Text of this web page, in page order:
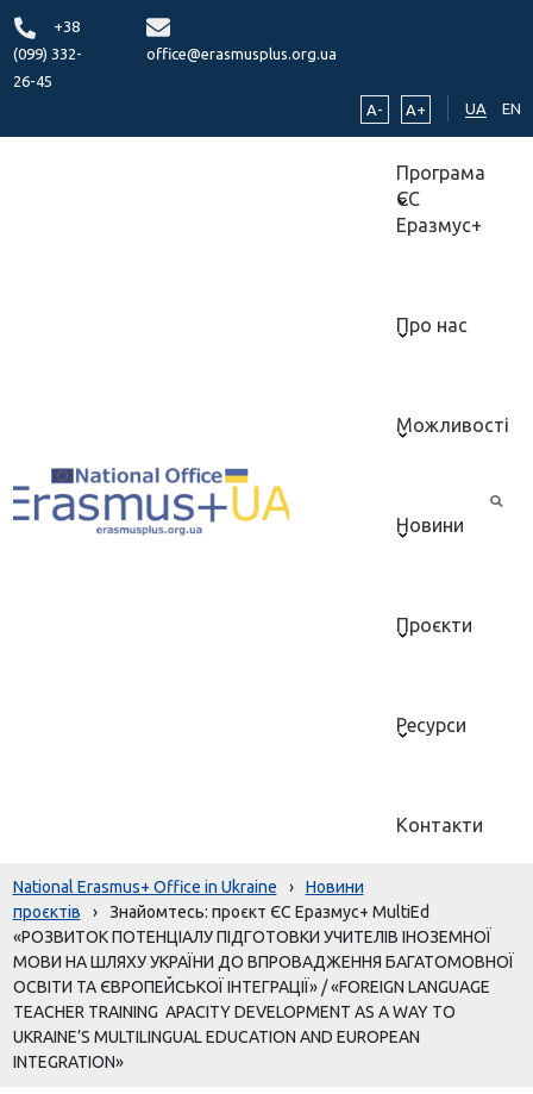
+38
(099) 332-
26-45
office@erasmusplus.org.ua
A- A+ UA EN
Програма
ЄС
Еразмус+
Про нас
Можливості
Новини
Проєкти
Ресурси
Контакти
National Erasmus+ Office in Ukraine ›
Новини
проєктів
›
Знайомтесь: проєкт ЄС Еразмус+ MultiEd
«РОЗВИТОК ПОТЕНЦІАЛУ ПІДГОТОВКИ УЧИТЕЛІВ ІНОЗЕМНОЇ
МОВИ НА ШЛЯХУ УКРАЇНИ ДО ВПРОВАДЖЕННЯ БАГАТОМОВНОЇ
ОСВІТИ ТА ЄВРОПЕЙСЬКОЇ ІНТЕГРАЦІЇ» / «FOREIGN LANGUAGE
TEACHER TRAINING APACITY DEVELOPMENT AS A WAY TO
UKRAINE’S MULTILINGUAL EDUCATION AND EUROPEAN
INTEGRATION»